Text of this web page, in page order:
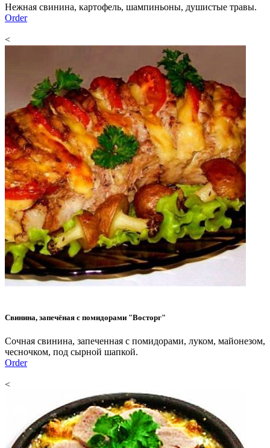
Нежная свинина, картофель, шампиньоны, душистые травы.
Order
<
Свинина, запечёная с помидорами "Восторг"
Сочная свинина, запеченная с помидорами, луком, майонезом,
чесночком, под сырной шапкой.
Order
<